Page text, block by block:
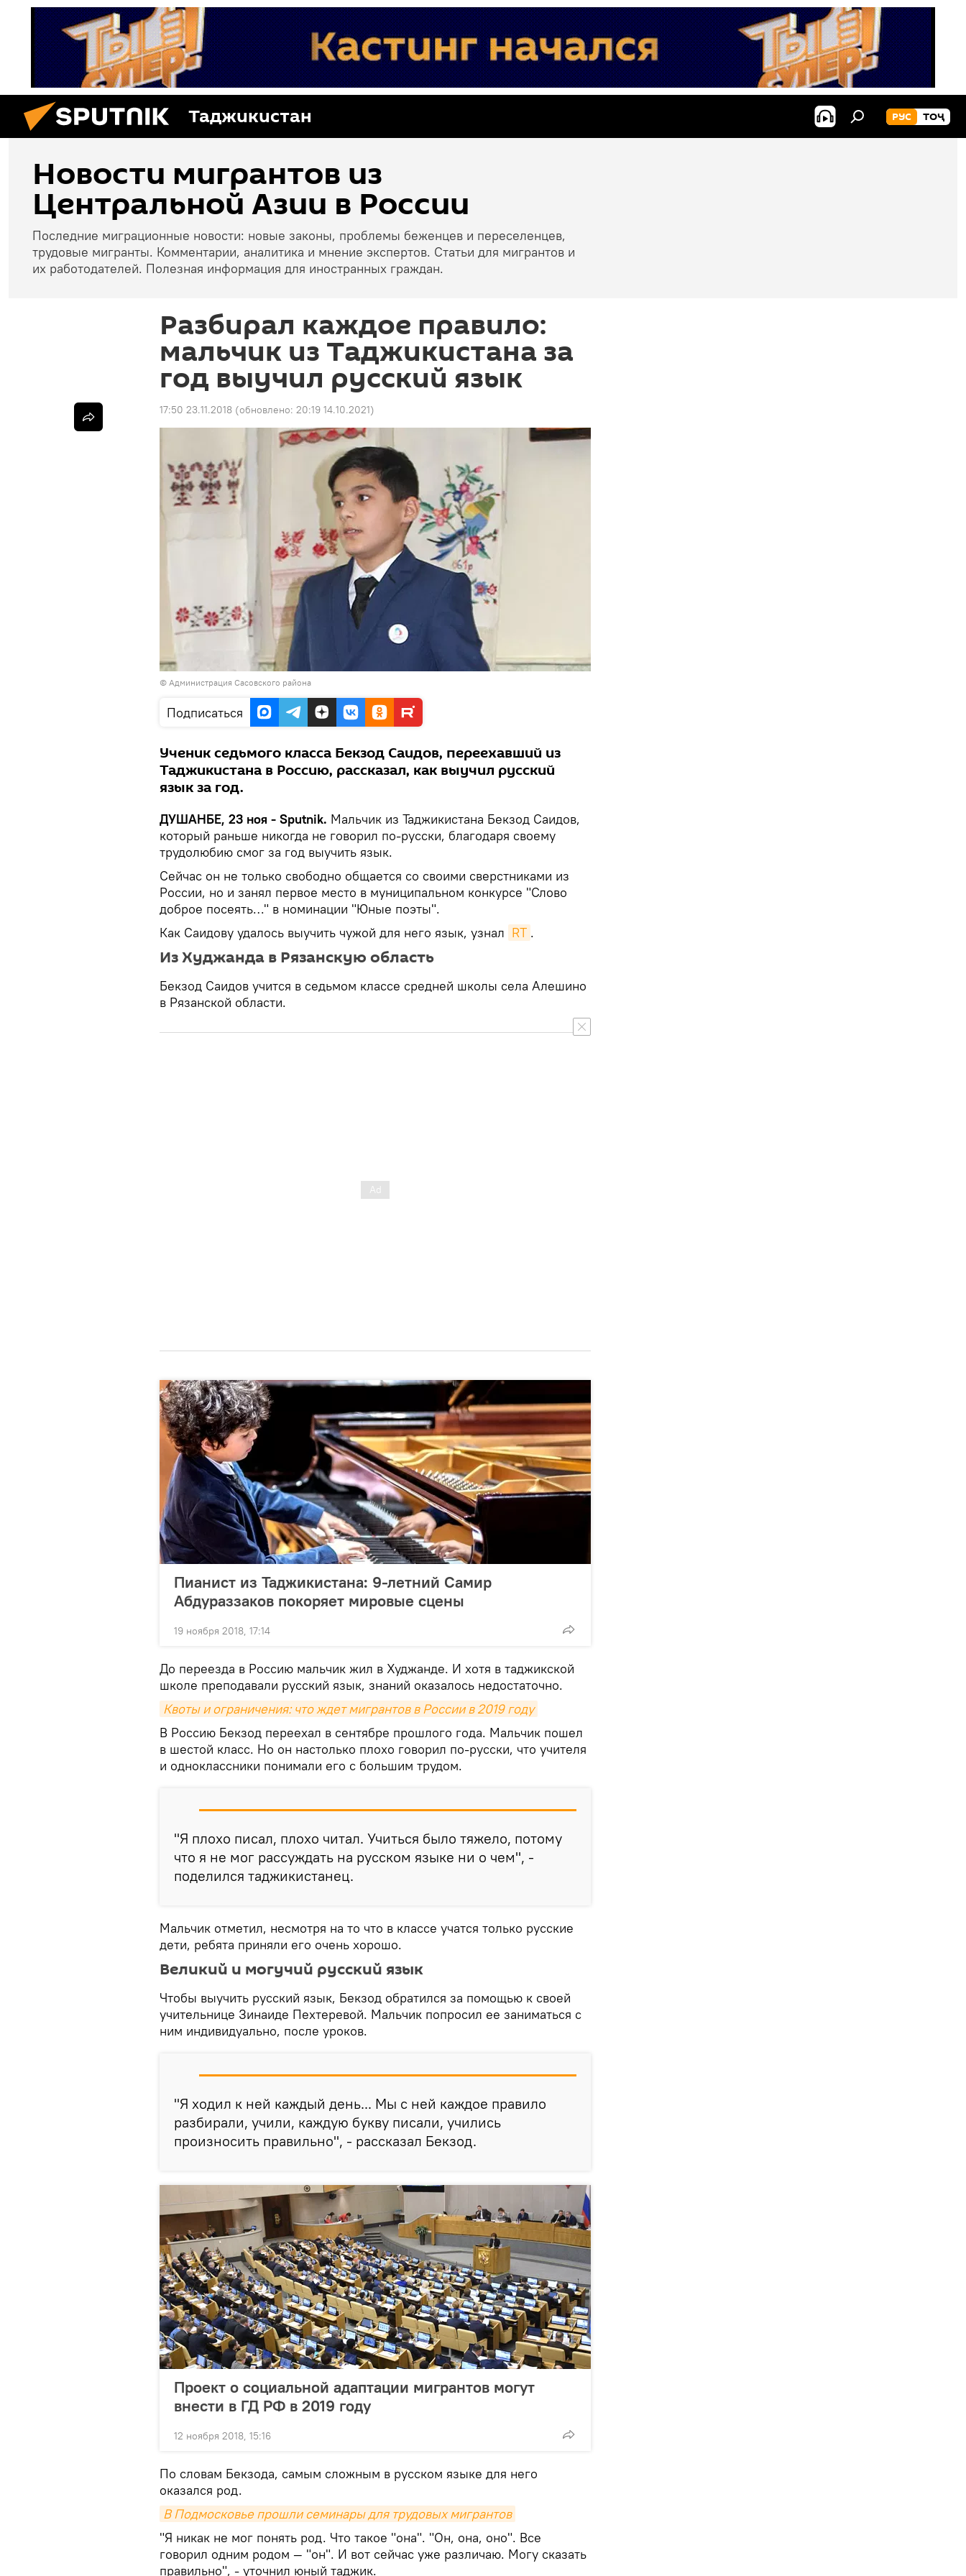
Таджикистан РУС ТОҶ
Новости мигрантов из
Центральной Азии в России
Последние миграционные новости: новые законы, проблемы беженцев и переселенцев,
трудовые мигранты. Комментарии, аналитика и мнение экспертов. Статьи для мигрантов и
их работодателей. Полезная информация для иностранных граждан.
Разбирал каждое правило:
мальчик из Таджикистана за
год выучил русский язык
17:50 23.11.2018 (обновлено: 20:19 14.10.2021)
© Администрация Сасовского района
Подписаться
Ученик седьмого класса Бекзод Саидов, переехавший из
Таджикистана в Россию, рассказал, как выучил русский
язык за год.
ДУШАНБЕ, 23 ноя - Sputnik. Мальчик из Таджикистана Бекзод Саидов,
который раньше никогда не говорил по-русски, благодаря своему
трудолюбию смог за год выучить язык.
Сейчас он не только свободно общается со своими сверстниками из
России, но и занял первое место в муниципальном конкурсе "Слово
доброе посеять…" в номинации "Юные поэты".
Как Саидову удалось выучить чужой для него язык, узнал RT .
Из Худжанда в Рязанскую область
Бекзод Саидов учится в седьмом классе средней школы села Алешино
в Рязанской области.
Пианист из Таджикистана: 9-летний Самир
Абдураззаков покоряет мировые сцены
19 ноября 2018, 17:14
До переезда в Россию мальчик жил в Худжанде. И хотя в таджикской
школе преподавали русский язык, знаний оказалось недостаточно.
Квоты и ограничения: что ждет мигрантов в России в 2019 году
В Россию Бекзод переехал в сентябре прошлого года. Мальчик пошел
в шестой класс. Но он настолько плохо говорил по-русски, что учителя
и одноклассники понимали его с большим трудом.
"Я плохо писал, плохо читал. Учиться было тяжело, потому
что я не мог рассуждать на русском языке ни о чем", -
поделился таджикистанец.
Мальчик отметил, несмотря на то что в классе учатся только русские
дети, ребята приняли его очень хорошо.
Великий и могучий русский язык
Чтобы выучить русский язык, Бекзод обратился за помощью к своей
учительнице Зинаиде Пехтеревой. Мальчик попросил ее заниматься с
ним индивидуально, после уроков.
"Я ходил к ней каждый день... Мы с ней каждое правило
разбирали, учили, каждую букву писали, учились
произносить правильно", - рассказал Бекзод.
Проект о социальной адаптации мигрантов могут
внести в ГД РФ в 2019 году
12 ноября 2018, 15:16
По словам Бекзода, самым сложным в русском языке для него
оказался род.
В Подмосковье прошли семинары для трудовых мигрантов
"Я никак не мог понять род. Что такое "она". "Он, она, оно". Все
говорил одним родом — "он". И вот сейчас уже различаю. Могу сказать
правильно", - уточнил юный таджик.